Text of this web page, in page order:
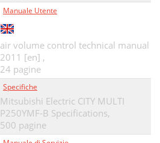
Manuale Utente
air volume control technical manual
2011 [en] ,
24 pagine
Specifiche
Mitsubishi Electric CITY MULTI
P250YMF-B Specifications,
500 pagine